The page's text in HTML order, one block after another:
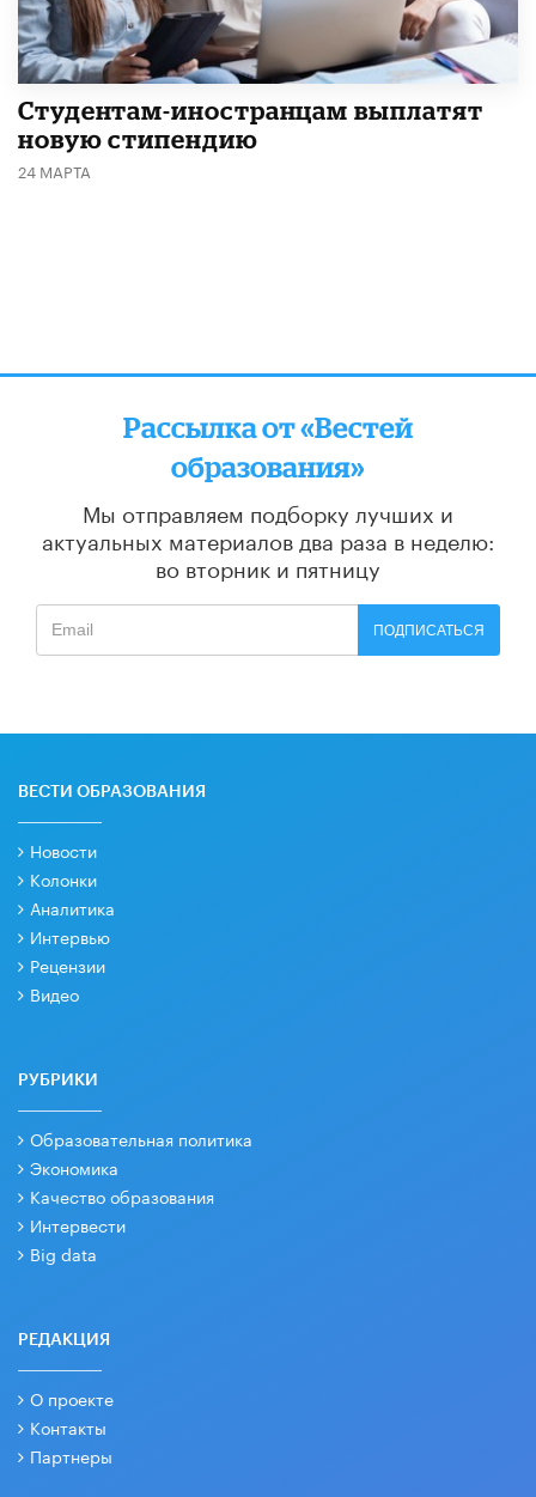
Студентам-иностранцам выплатят
новую стипендию
24 МАРТА
Рассылка от «Вестей
образования»
Мы отправляем подборку лучших и
актуальных материалов два раза в неделю:
во вторник и пятницу
ПОДПИСАТЬСЯ
ВЕСТИ ОБРАЗОВАНИЯ
Новости
Колонки
Аналитика
Интервью
Рецензии
Видео
РУБРИКИ
Образовательная политика
Экономика
Качество образования
Интервести
Big data
РЕДАКЦИЯ
О проекте
Контакты
Партнеры